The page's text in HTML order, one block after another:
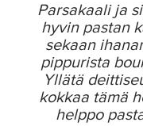
Parsakaali ja
hyvin pastan
sekaan
pippurista
Yllätä
kokkaa tämä
helppo